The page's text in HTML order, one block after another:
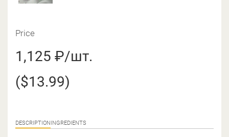
Price
1,125 ₽/шт.
($13.99)
DESCRIPTION INGREDIENTS